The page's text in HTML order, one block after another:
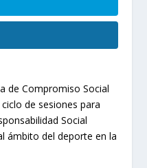
de Compromiso Social
de sesiones para
Social
ámbito del deporte en la